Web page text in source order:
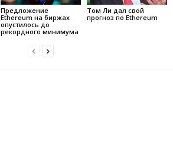
Предложение
Ethereum на биржах
опустилось до
рекордного минимума
Том Ли дал свой
прогноз по Ethereum